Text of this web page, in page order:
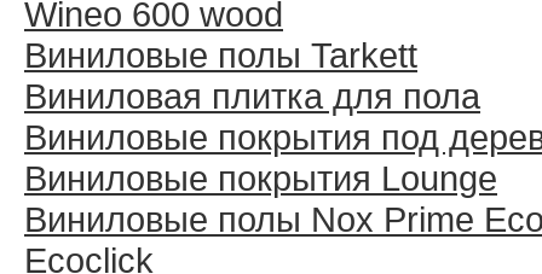
Wineo 600 wood
Виниловые полы Tarkett
Виниловая плитка для пола
Виниловые покрытия под
Виниловые покрытия Lounge
Виниловые полы Nox Prime
Ecoclick